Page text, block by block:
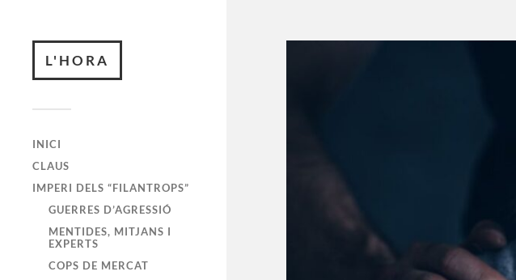
L'HORA
INICI
CLAUS
IMPERI DELS “FILANTROPS”
GUERRES D’AGRESSIÓ
MENTIDES, MITJANS I
EXPERTS
COPS DE MERCAT